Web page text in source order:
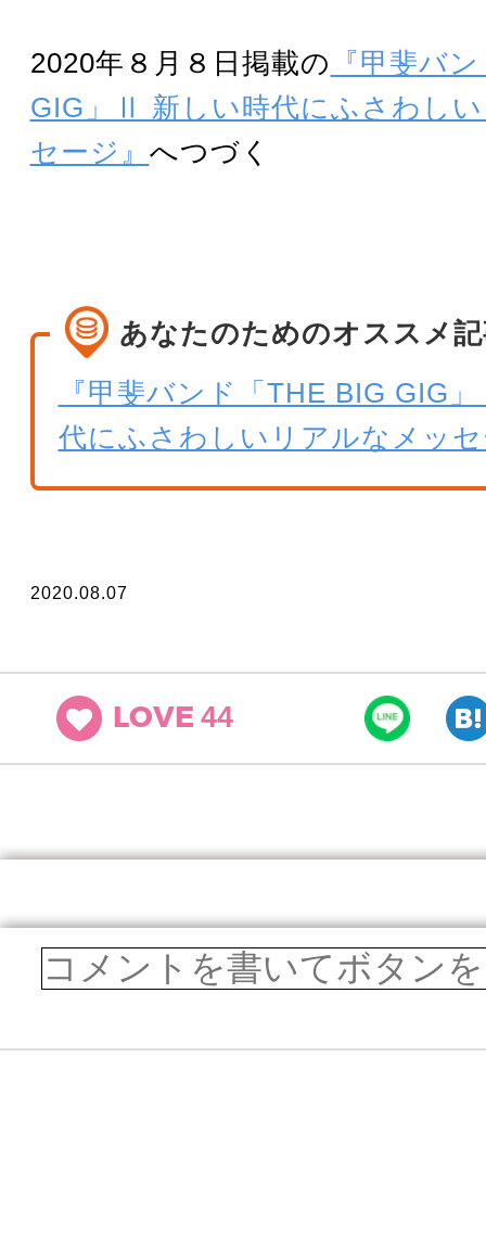
2020年８月８日掲載の 『甲斐バ
GIG」Ⅱ 新しい時代にふさわし
セージ』 へつづく
あなたのためのオススメ
『甲斐バンド「THE BIG GIG
代にふさわしいリアルなメッ
2020.08.07
LOVE 44